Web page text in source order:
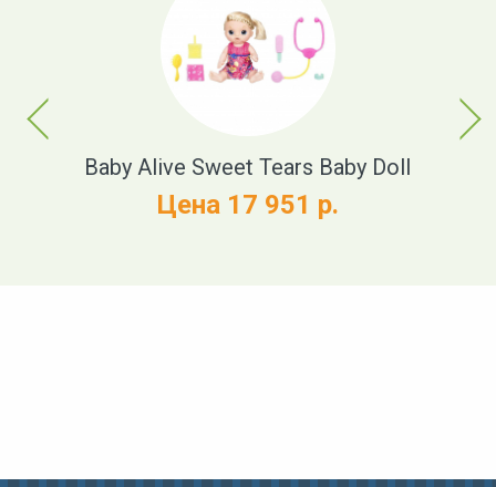
Previous
Baby Alive Sweet Tears Baby Doll
Цена 17 951 р.
Next